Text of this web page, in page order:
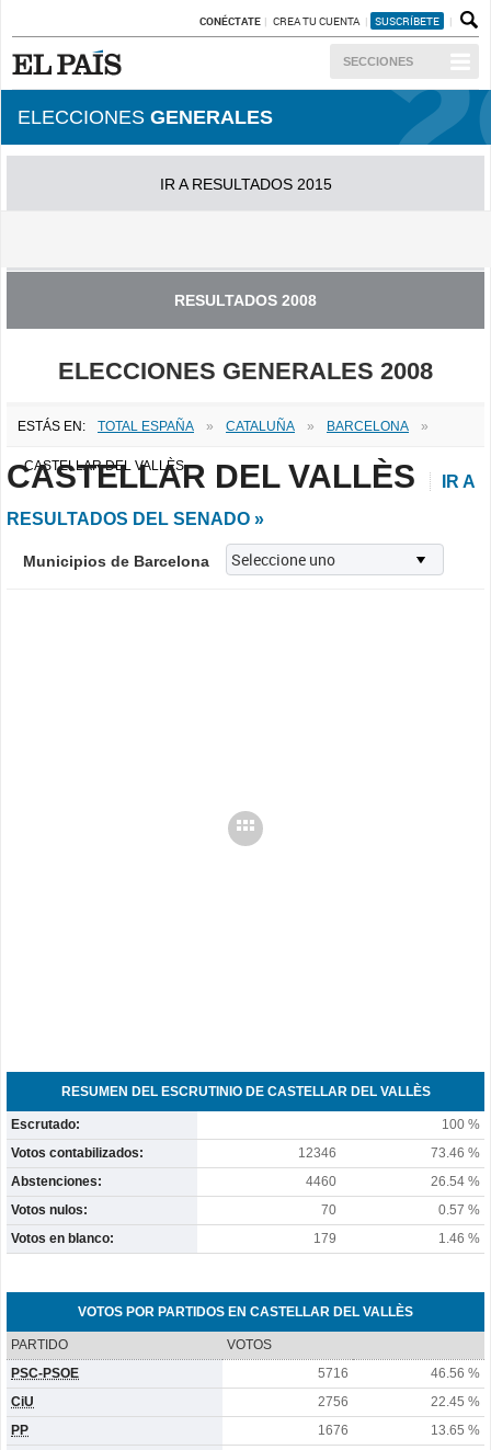
CONÉCTATE CREA TU CUENTA SUSCRÍBETE
SECCIONES
ELECCIONES GENERALES
IR A RESULTADOS 2015
RESULTADOS 2008
ELECCIONES GENERALES 2008
ESTÁS EN: TOTAL ESPAÑA » CATALUÑA » BARCELONA »
CASTELLAR DEL VALLÈS
CASTELLAR DEL VALLÈS
IR A
RESULTADOS DEL SENADO »
Municipios de Barcelona
RESUMEN DEL ESCRUTINIO DE CASTELLAR DEL VALLÈS
Escrutado:
100 %
Votos contabilizados:
12346
73.46 %
Abstenciones:
4460
26.54 %
Votos nulos:
70
0.57 %
Votos en blanco:
179 1.46 %
VOTOS POR PARTIDOS EN CASTELLAR DEL VALLÈS
PARTIDO
VOTOS
PSC-PSOE
5716
46.56 %
CiU
2756
22.45 %
PP
1676
13.65 %